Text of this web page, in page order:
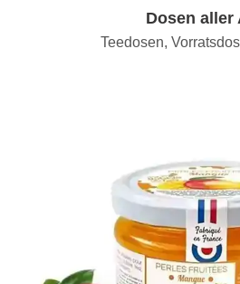
Dosen aller
Teedosen,